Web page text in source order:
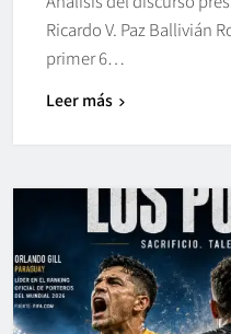
Ricardo V. Paz Ballivián
primer 6…
Leer más